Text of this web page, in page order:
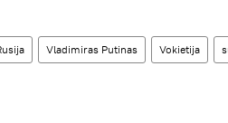
Vladimiras Putinas Vokietija